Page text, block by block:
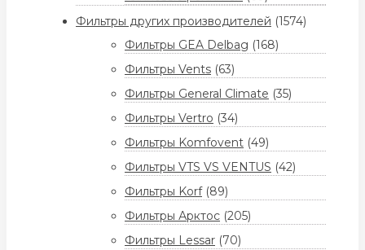
Фильтры других производителей (1574)
Фильтры GEA Delbag (168)
Фильтры Vents (63)
Фильтры General Climate (35)
Фильтры Vertro (34)
Фильтры Komfovent (49)
Фильтры VTS VS VENTUS (42)
Фильтры Korf (89)
Фильтры Арктос (205)
Фильтры Lessar (70)